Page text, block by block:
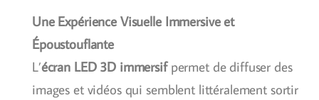
Une Expérience Visuelle Immersive et
Époustouflante
L’écran LED 3D immersifpermet de diffuser des
images et vidéos qui semblent littéralement sortir